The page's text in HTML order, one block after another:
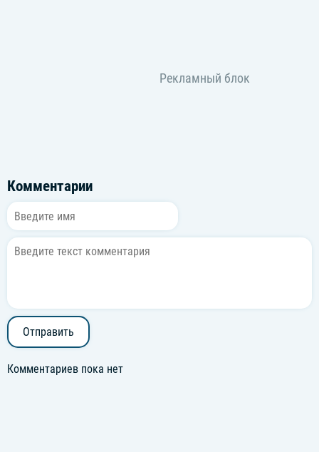
Комментарии
Отправить
Комментариев пока нет